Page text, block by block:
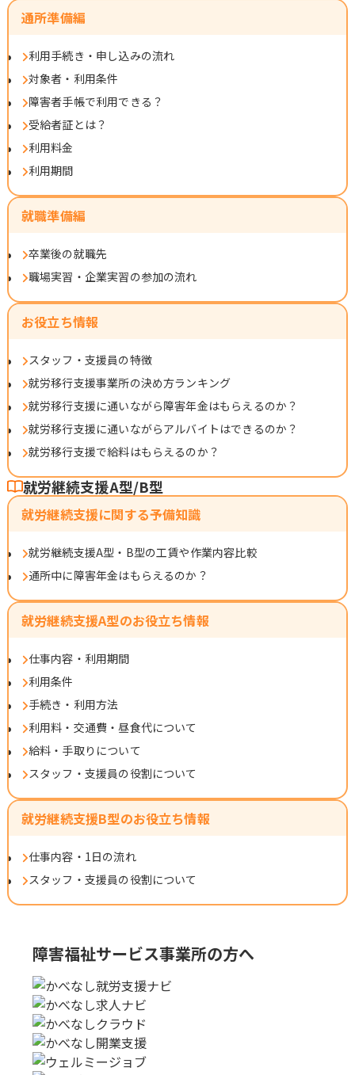
通所準備編
利用手続き・申し込みの流れ
対象者・利用条件
障害者手帳で利用できる？
受給者証とは？
利用料金
利用期間
就職準備編
卒業後の就職先
職場実習・企業実習の参加の流れ
お役立ち情報
スタッフ・支援員の特徴
就労移行支援事業所の決め方ランキング
就労移行支援に通いながら障害年金はもらえるのか？
就労移行支援に通いながらアルバイトはできるのか？
就労移行支援で給料はもらえるのか？
就労継続支援A型/B型
就労継続支援に関する予備知識
就労継続支援A型・B型の工賃や作業内容比較
通所中に障害年金はもらえるのか？
就労継続支援A型のお役立ち情報
仕事内容・利用期間
利用条件
手続き・利用方法
利用料・交通費・昼食代について
給料・手取りについて
スタッフ・支援員の役割について
就労継続支援B型のお役立ち情報
仕事内容・1日の流れ
スタッフ・支援員の役割について
障害福祉サービス事業所の方へ